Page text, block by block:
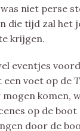
niet perse
die tijd zal het
krijgen.
eventjes
voet op de
komen,
op de boot
door de